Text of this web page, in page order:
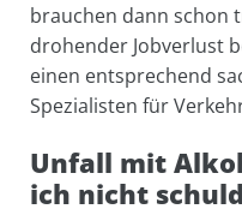
brauchen dann schon
drohender Jobverlust
einen entsprechend
Spezialisten für
Unfall mit
ich nicht